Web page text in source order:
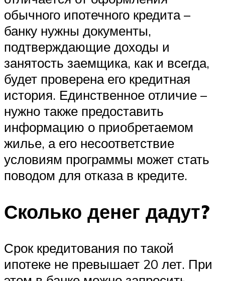
обычного ипотечного кредита –
банку нужны документы,
подтверждающие доходы и
занятость заемщика, как и всегда,
будет проверена его кредитная
история. Единственное отличие –
нужно также предоставить
информацию о приобретаемом
жилье, а его несоответствие
условиям программы может стать
поводом для отказа в кредите.
Сколько денег дадут?
Срок кредитования по такой
ипотеке не превышает 20 лет. При